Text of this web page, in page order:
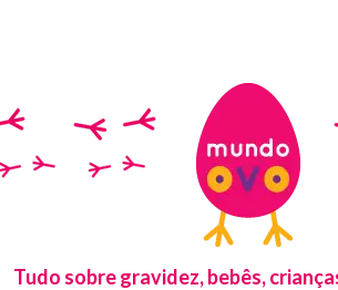
Tudo sobre gravidez, bebês,